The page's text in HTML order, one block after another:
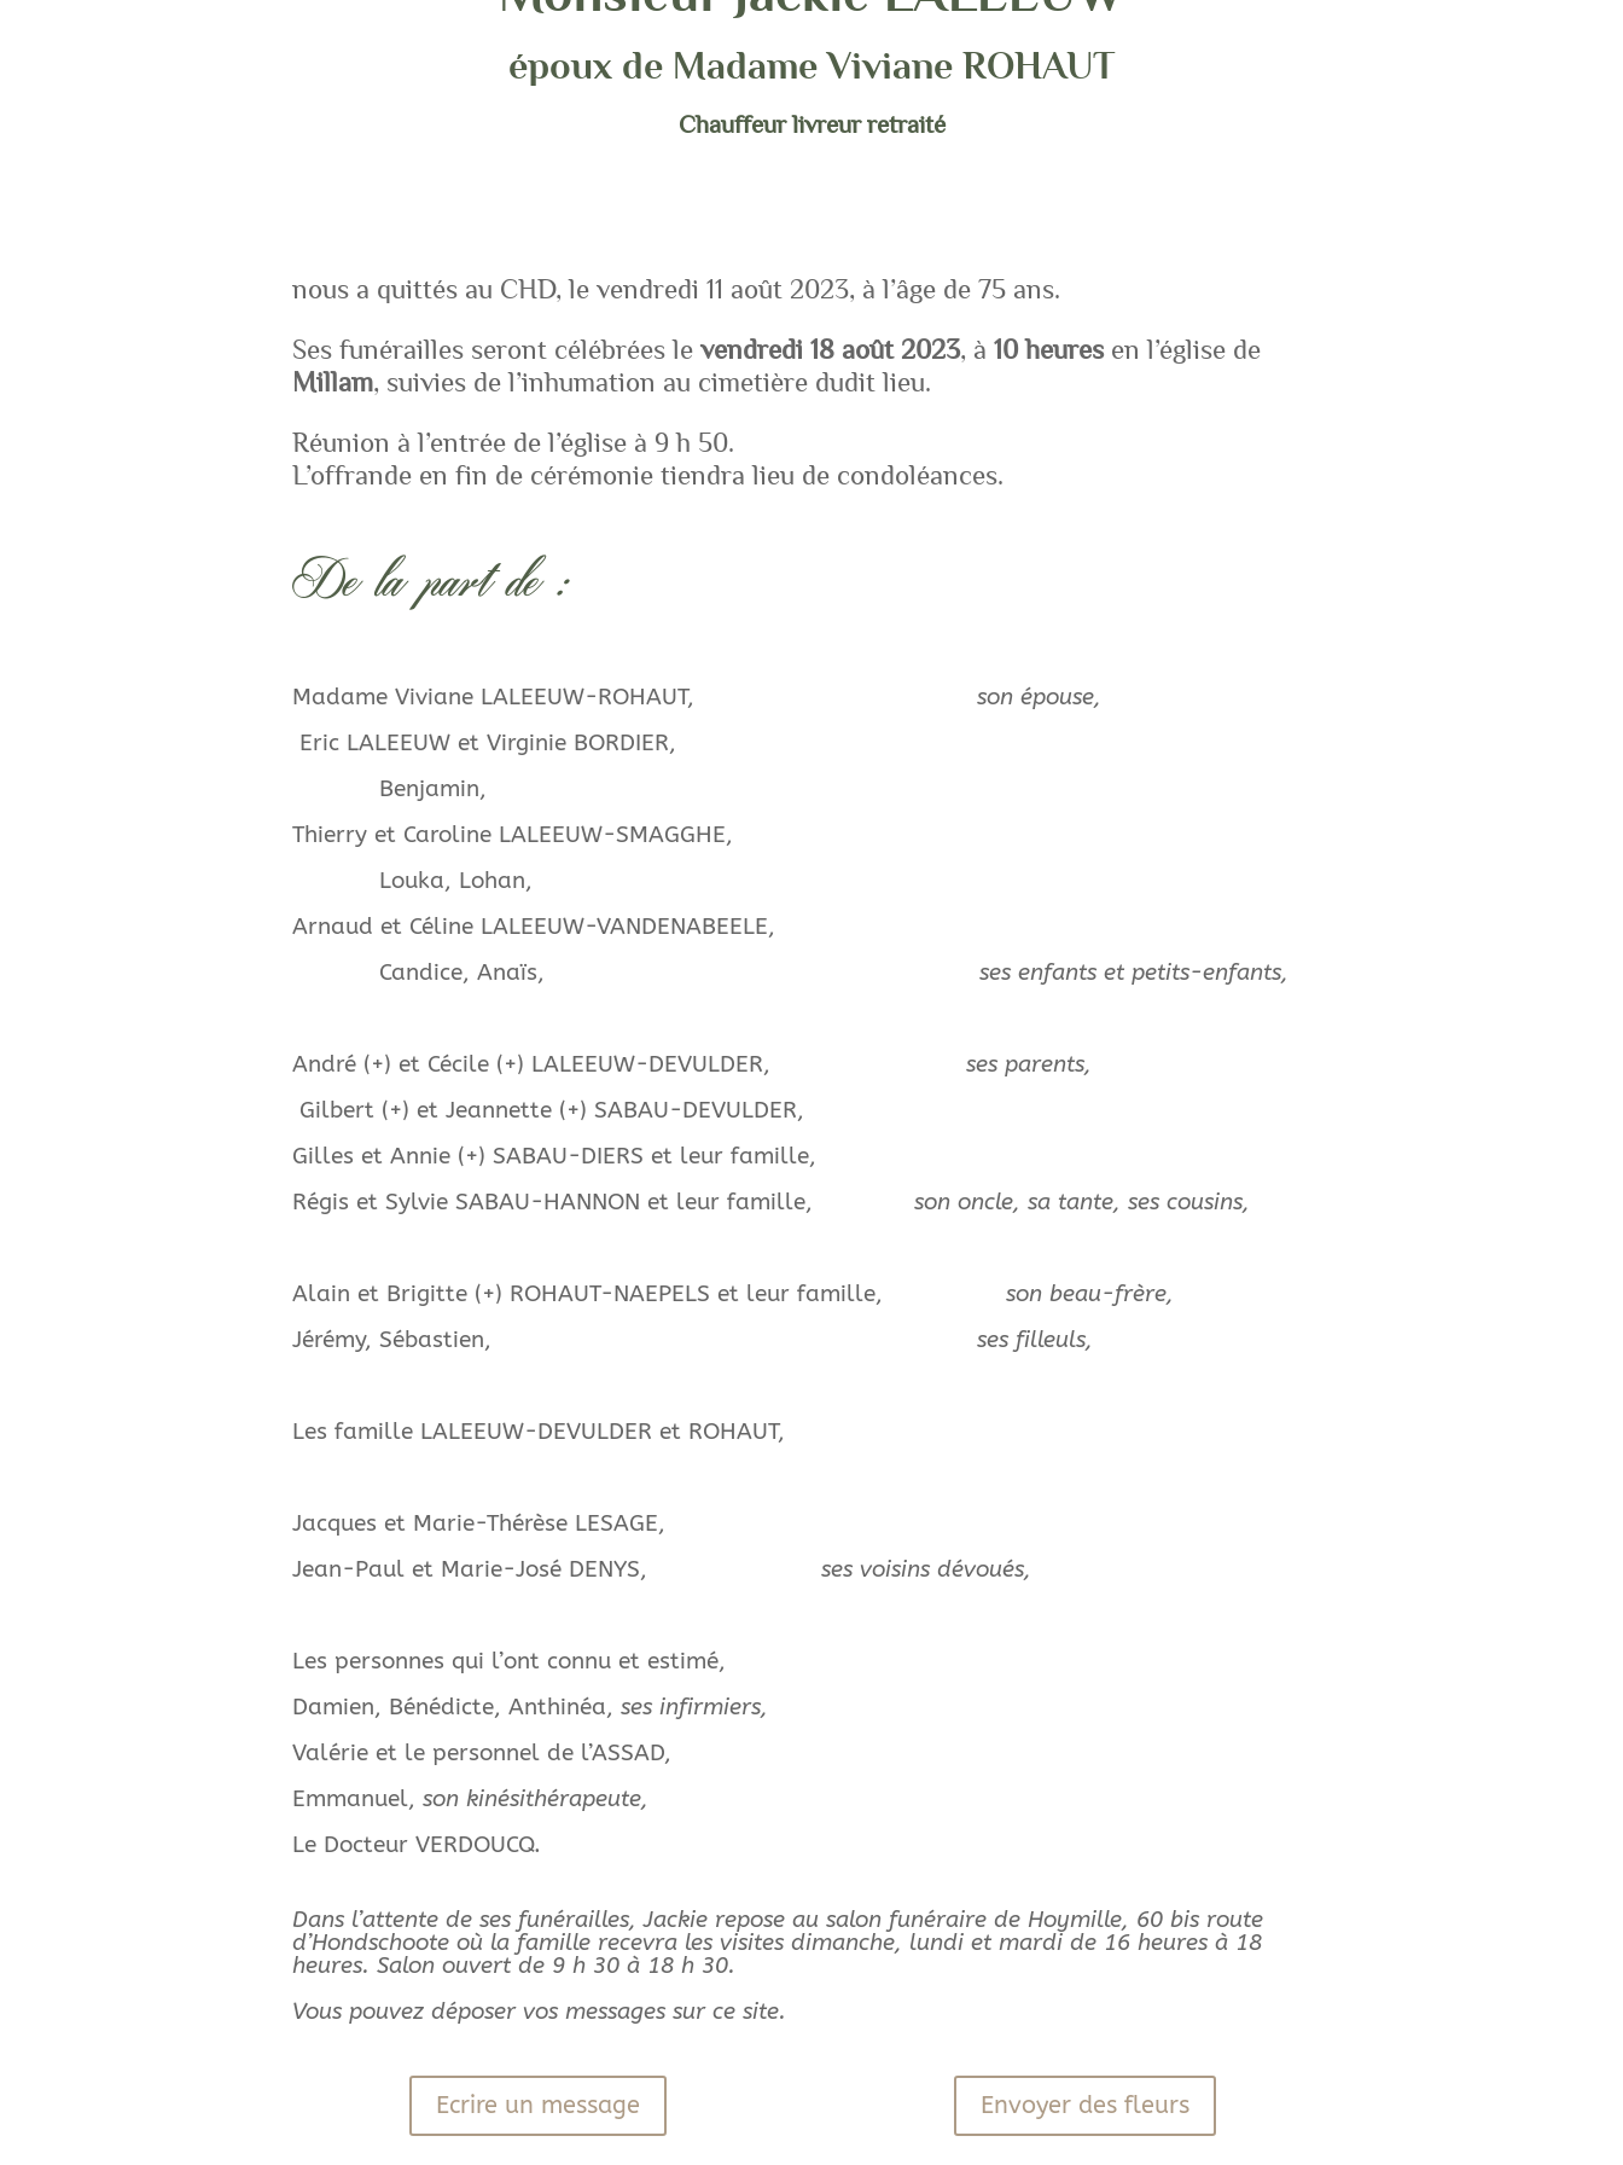
époux de Madame Viviane ROHAUT
Chauffeur livreur retraité
nous a quittés au CHD, le vendredi 11 août 2023, à l’âge de 75 ans.
Ses funérailles seront célébrées le vendredi 18 août 2023, à 10 heures en l’église de
Millam, suivies de l’inhumation au cimetière dudit lieu.
Réunion à l’entrée de l’église à 9 h 50.
L’offrande en fin de cérémonie tiendra lieu de condoléances.
De la part de :
Madame Viviane LALEEUW-ROHAUT, son épouse,
Eric LALEEUW et Virginie BORDIER,
Benjamin,
Thierry et Caroline LALEEUW-SMAGGHE,
Louka, Lohan,
Arnaud et Céline LALEEUW-VANDENABEELE,
Candice, Anaïs, ses enfants et petits-enfants,
André (+) et Cécile (+) LALEEUW-DEVULDER, ses parents,
Gilbert (+) et Jeannette (+) SABAU-DEVULDER,
Gilles et Annie (+) SABAU-DIERS et leur famille,
Régis et Sylvie SABAU-HANNON et leur famille, son oncle, sa tante, ses cousins,
Alain et Brigitte (+) ROHAUT-NAEPELS et leur famille, son beau-frère,
Jérémy, Sébastien, ses filleuls,
Les famille LALEEUW-DEVULDER et ROHAUT,
Jacques et Marie-Thérèse LESAGE,
Jean-Paul et Marie-José DENYS, ses voisins dévoués,
Les personnes qui l’ont connu et estimé,
Damien, Bénédicte, Anthinéa, ses infirmiers,
Valérie et le personnel de l’ASSAD,
Emmanuel, son kinésithérapeute,
Le Docteur VERDOUCQ.
Dans l’attente de ses funérailles, Jackie repose au salon funéraire de Hoymille, 60 bis route
d’Hondschoote où la famille recevra les visites dimanche, lundi et mardi de 16 heures à 18
heures. Salon ouvert de 9 h 30 à 18 h 30.
Vous pouvez déposer vos messages sur ce site.
Ecrire un message Envoyer des fleurs